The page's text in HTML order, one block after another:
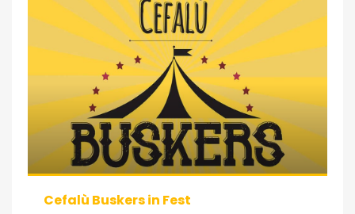
Cefalù Buskers in Fest